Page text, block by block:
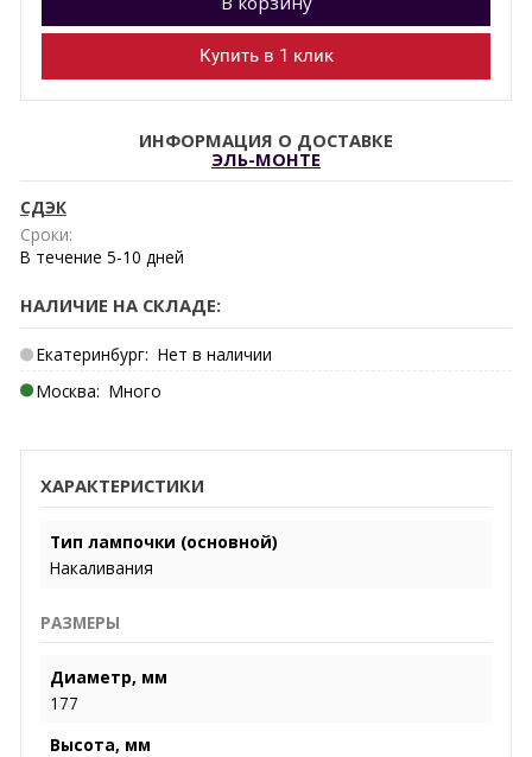
Купить в 1 клик
ИНФОРМАЦИЯ О ДОСТАВКЕ
ЭЛЬ-МОНТЕ
СДЭК
Сроки:
В течение 5-10 дней
НАЛИЧИЕ НА СКЛАДЕ:
Екатеринбург: Нет в наличии
Москва: Много
ХАРАКТЕРИСТИКИ
Тип лампочки (основной)
Накаливания
РАЗМЕРЫ
Диаметр, мм
177
Высота, мм